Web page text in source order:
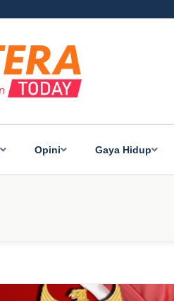
Opini Gaya Hidup